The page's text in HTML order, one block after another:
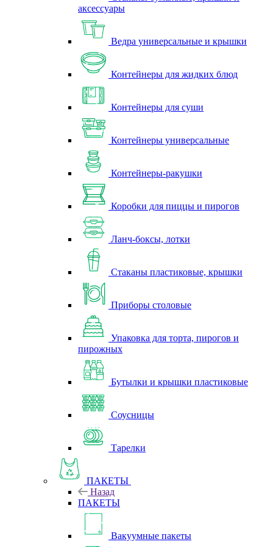
аксессуары
Ведра универсальные и крышки
Контейнеры для жидких блюд
Контейнеры для суши
Контейнеры универсальные
Контейнеры-ракушки
Коробки для пиццы и пирогов
Ланч-боксы, лотки
Стаканы пластиковые, крышки
Приборы столовые
Упаковка для торта, пирогов и
пирожных
Бутылки и крышки пластиковые
Соусницы
Тарелки
ПАКЕТЫ
Назад
ПАКЕТЫ
Вакуумные пакеты